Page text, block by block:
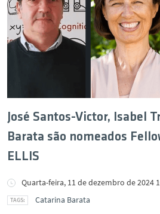
José Santos-Victor, Isabel
Barata são nomeados
ELLIS
Quarta-feira, 11 de dezembro de 2024
Catarina Barata